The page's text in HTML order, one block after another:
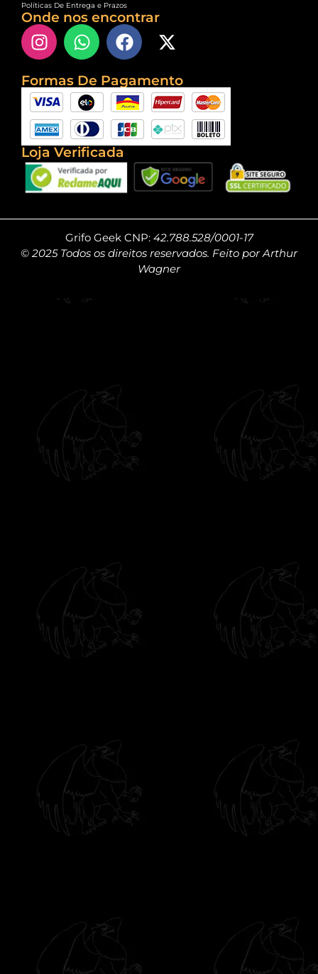
Políticas De Entrega e Prazos
Onde nos encontrar
Formas De Pagamento
Loja Verificada
Grifo Geek CNP: 42.788.528/0001-17
© 2025 Todos os direitos reservados. Feito por Arthur
Wagner